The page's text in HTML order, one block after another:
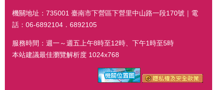
機關地址：735001 臺南市下營區下營里中山路一段170號｜電
話：06-6892104．6892105
服務時間：週一～週五上午8時至12時、下午1時至5時
本站建議最佳瀏覽解析度 1024x768